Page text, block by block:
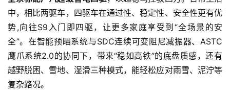
中，相比两驱车，四驱车在通过性、稳定性、安全性更有优
势,向往S9入门即四驱，让更多家庭享受到“全场景的安
全”。在智能预瞄系统与SDC连续可变阻尼减振器、ASTC
鹰爪系统2.0的协同下，带来“稳如高铁”的底盘质感，还有
越野脱困、雪地、湿滑三种模式，能轻松应对雨雪、泥泞等
复杂路况。